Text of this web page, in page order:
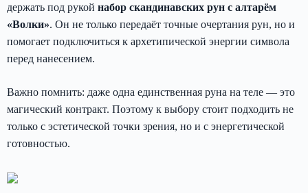
держать под рукой набор скандинавских рун с алтарём
«Волки». Он не только передаёт точные очертания рун, но и
помогает подключиться к архетипической энергии символа
перед нанесением.
Важно помнить: даже одна единственная руна на теле — это
магический контракт. Поэтому к выбору стоит подходить не
только с эстетической точки зрения, но и с энергетической
готовностью.